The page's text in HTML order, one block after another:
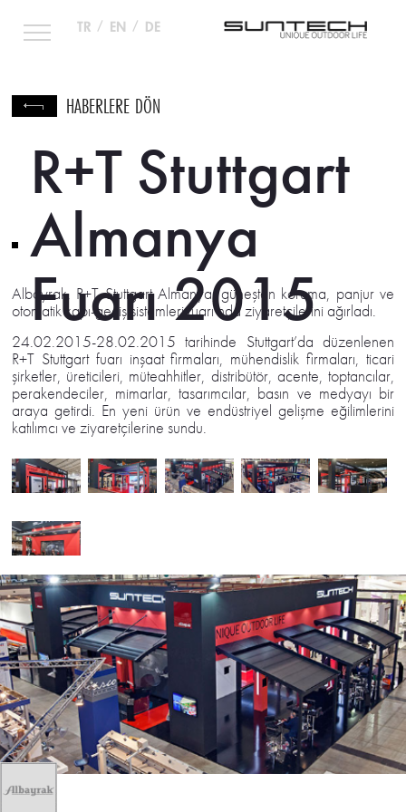
TR / EN / DE
HABERLERE DÖN
R+T Stuttgart
Almanya
Fuarı 2015
Albayrak, R+T Stuttgart Almanya, güneşten koruma, panjur ve
otomatik kapı-geçiş sistemleri fuarı’nda ziyaretçilerini ağırladı.
24.02.2015-28.02.2015 tarihinde Stuttgart’da düzenlenen
R+T Stuttgart fuarı inşaat firmaları, mühendislik firmaları, ticari
şirketler, üreticileri, müteahhitler, distribütör, acente, toptancılar,
perakendeciler, mimarlar, tasarımcılar, basın ve medyayı bir
araya getirdi. En yeni ürün ve endüstriyel gelişme eğilimlerini
katılımcı ve ziyaretçilerine sundu.